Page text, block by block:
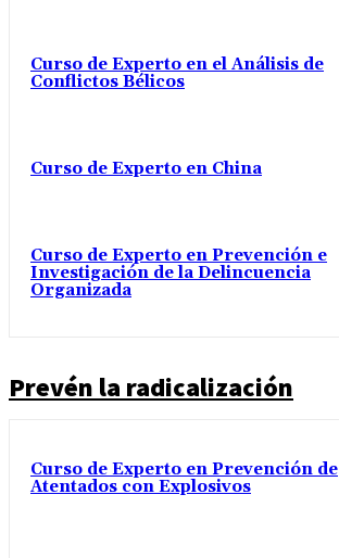
Curso de Experto en el Análisis de
Conflictos Bélicos
Curso de Experto en China
Curso de Experto en Prevención e
Investigación de la Delincuencia
Organizada
Prevén la radicalización
Curso de Experto en Prevención de
Atentados con Explosivos